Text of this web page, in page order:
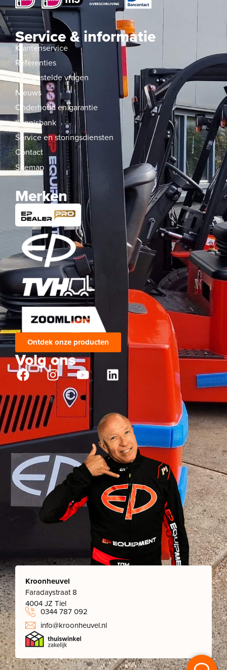
Service & informatie
Klantenservice
Referenties
Veelgestelde vragen
Nieuws
Onderhoud en garantie
Kennisbank
Service en storingsdiensten
Contact
Sitemap
Merken
Ontdek onze producten
Volg ons
Kroonheuvel
Faradaystraat 8
4004 JZ Tiel
0344 787 092
info@kroonheuvel.nl